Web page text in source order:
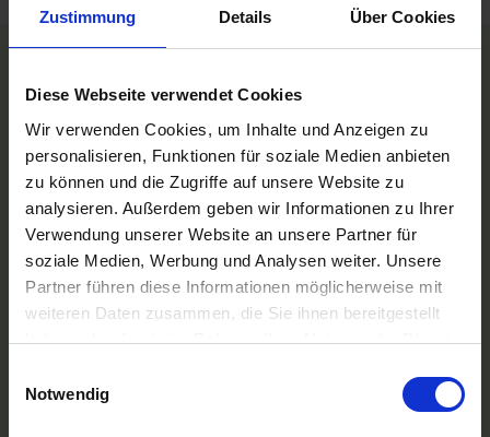
Zustimmung Details Über Cookies
Diese Webseite verwendet Cookies
Wir verwenden Cookies, um Inhalte und Anzeigen zu
personalisieren, Funktionen für soziale Medien anbieten
zu können und die Zugriffe auf unsere Website zu
analysieren. Außerdem geben wir Informationen zu Ihrer
Verwendung unserer Website an unsere Partner für
soziale Medien, Werbung und Analysen weiter. Unsere
Partner führen diese Informationen möglicherweise mit
weiteren Daten zusammen, die Sie ihnen bereitgestellt
haben oder die sie im Rahmen Ihrer Nutzung der Dienste
Notwendig
A-ROSA Flussschiff GmbH
Nicko Cruises Flussreisen
PLANTOURS Kreuzfahrten
AMADEUS Flusskreuzfahrten
1AVista Flussreisen
TOP Reiseziele
Flussreisen Deutschland
Flussreise Osteuropa
Asien Flusskreuzfahrten
Nilkreuzfahrt